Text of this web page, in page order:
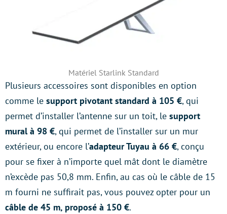
Matériel Starlink Standard
Plusieurs accessoires sont disponibles en option
comme le support pivotant standard à 105 €, qui
permet d’installer l’antenne sur un toit, le support
mural à 98 €, qui permet de l’installer sur un mur
extérieur, ou encore l’adapteur Tuyau à 66 €, conçu
pour se fixer à n’importe quel mât dont le diamètre
n’excède pas 50,8 mm. Enfin, au cas où le câble de 15
m fourni ne suffirait pas, vous pouvez opter pour un
câble de 45 m, proposé à 150 €.